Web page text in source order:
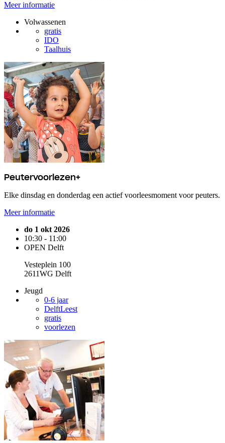
Meer informatie
Volwassenen
gratis
IDO
Taalhuis
Peutervoorlezen+
Elke dinsdag en donderdag een actief voorleesmoment voor peuters.
Meer informatie
do 1 okt 2026
10:30 - 11:00
OPEN Delft
Vesteplein 100
2611WG Delft
Jeugd
0-6 jaar
DelftLeest
gratis
voorlezen